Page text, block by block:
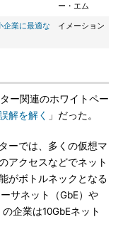
ー・エム
業に最適な
イメーション
ー関連のホワイトペー
解を解く 」だった。
ーでは、多くの仮想マ
アクセスなどでネット
がボトルネックとなる
サネット（GbE）や
企業は10GbEネット